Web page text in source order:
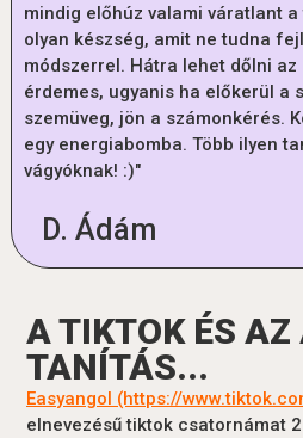
mindig előhúz valami váratlant
olyan készség, amit ne tudna
módszerrel. Hátra lehet dőlni az
érdemes, ugyanis ha előkerül a
szemüveg, jön a számonkérés.
egy energiabomba. Több ilyen
vágyóknak! :)"
D. Ádám
A TIKTOK ÉS AZ
TANÍTÁS...
Easyangol (https://
elnevezésű tiktok csatornámat